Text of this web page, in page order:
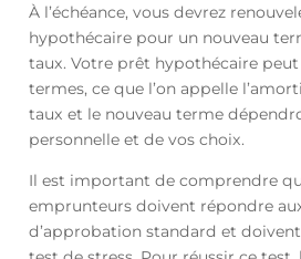
À l’échéance, vous devrez
hypothécaire pour un nouveau
taux. Votre prêt hypothécaire
termes, ce que l’on appelle
taux et le nouveau terme
personnelle et de vos choix.
Il est important de comprendre
emprunteurs doivent répondre
d’approbation standard et